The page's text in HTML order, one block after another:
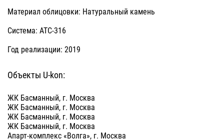
Материал облицовки: Натуральный камень
Система: АТС-316
Год реализации: 2019
Объекты U-kon:
ЖК Басманный, г. Москва
ЖК Басманный, г. Москва
ЖК Басманный, г. Москва
ЖК Басманный, г. Москва
Апарт-комплекс «Волга», г. Москва